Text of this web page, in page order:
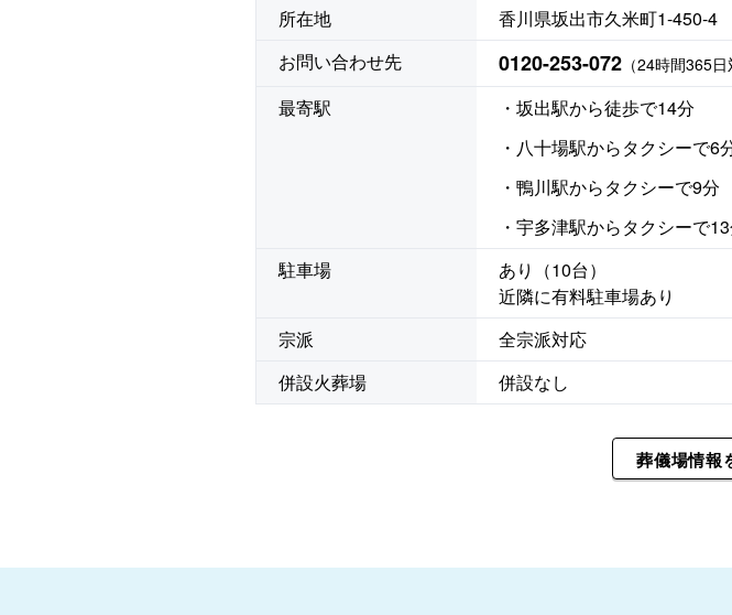
所在地
香川県坂出市久米町1-450-4
お問い合わせ先
0120-253-072 （24時間365
最寄駅
・坂出駅から徒歩で14分
・八十場駅からタクシーで6
・鴨川駅からタクシーで9分
・宇多津駅からタクシーで
駐車場
あり（10台）
近隣に有料駐車場あり
宗派
全宗派対応
併設火葬場
併設なし
葬儀場情報